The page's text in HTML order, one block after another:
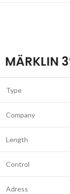
MÄRKLIN
Type
Company
Length
Control
Adress